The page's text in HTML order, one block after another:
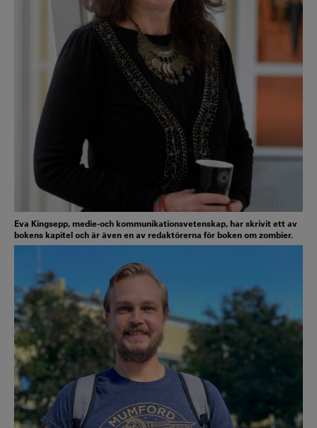
Eva Kingsepp, medie-och kommunikationsvetenskap, har skrivit ett av
bokens kapitel och är även en av redaktörerna för boken om zombier.